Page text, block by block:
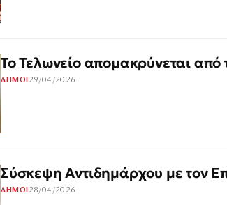
Το Τελωνείο απομακρύνεται
ΔΗΜΟΙ 29/04/2026
Σύσκεψη Αντιδημάρχου με τον
ΔΗΜΟΙ 28/04/2026